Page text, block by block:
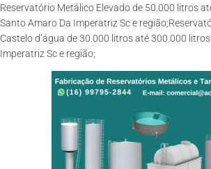
Reservatório Metálico Elevado de 50.000 litros
Santo Amaro Da Imperatriz Sc e
Castelo d’água de 30.000 litros até 300.000
Imperatriz Sc e região;